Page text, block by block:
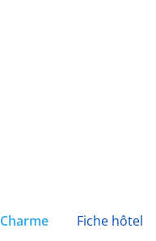
Charme
Fiche hôtel